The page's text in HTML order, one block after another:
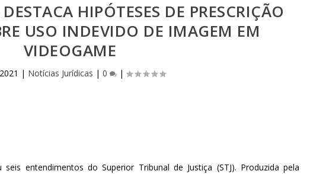
HIPÓTESES DE PRESCRIÇÃO
USO INDEVIDO DE IMAGEM EM
VIDEOGAME
| Notícias Jurídicas |0 |
seis entendimentos do Superior Tribunal de Justiça (STJ). Produzida pela